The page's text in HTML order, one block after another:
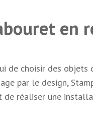
en
de choisir des objets
par le design,
de réaliser une